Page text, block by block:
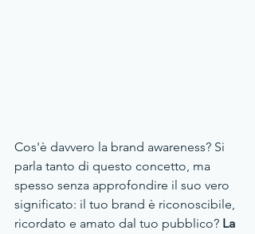
Cos'è davvero la brand awareness? Si
parla tanto di questo concetto, ma
spesso senza approfondire il suo vero
significato: il tuo brand è riconoscibile,
ricordato e amato dal tuo pubblico? La